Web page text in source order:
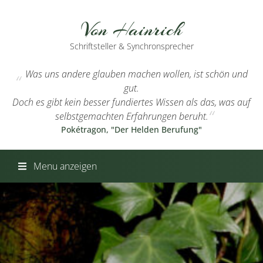
Von Hainrich
Schriftsteller & Synchronsprecher
Was uns andere glauben machen wollen, ist schön und
gut.
Doch es gibt kein besser fundiertes Wissen als das, was auf
selbstgemachten Erfahrungen beruht.
Pokétragon, "Der Helden Berufung"
Menu anzeigen